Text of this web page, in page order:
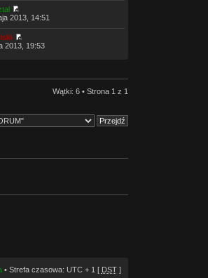
2013, 14:51
2013, 19:53
Wątki: 6 • Strona 1 z 1
• Strefa czasowa: UTC + 1 [ DST]